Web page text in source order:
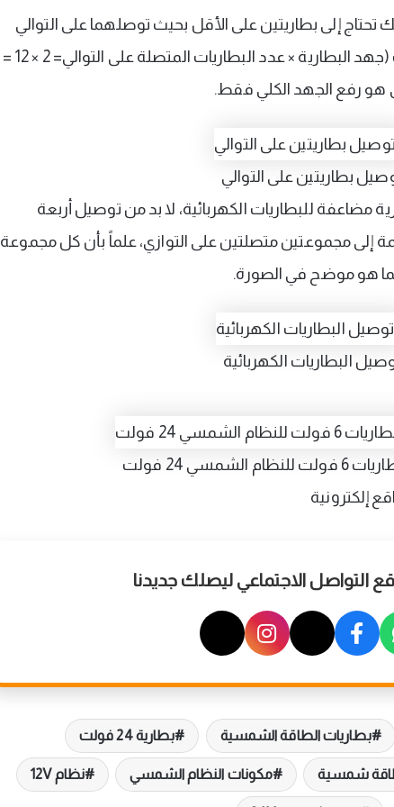
بجهد 12 فولت، فإنك تحتاج إلى بطاريتين على الأقل بحيث توصلهما على التوالي
لتحصل على جهد كلي بقيمة 24 فولت (جهد البطارية × عدد البطاريات المتصلة على التوالي= 2 × 12 =
بطاريتين على التوالي
مضاعفة للبطاريات الكهربائية، لا بد من توصيل أربعة
إلى مجموعتين متصلتين على التوازي، علماً بأن كل مجموعة
كما هو موضح في الصورة.
البطاريات الكهربائية
24 فولت
إلكترونية
التواصل الاجتماعي ليصلك جديدنا
بطاريات الطاقة الشمسية بطارية 24 فولت
شمسية مكونات النظام الشمسي نظام 12V